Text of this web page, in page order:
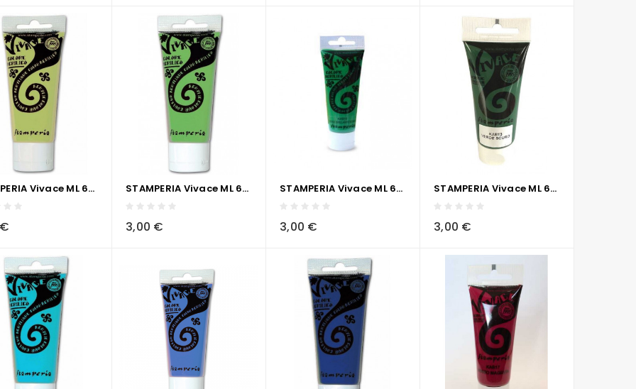
STAMPERIA Vivace ML 60 - VERDE CHIARO STAMPERIA Vivace ML 60 - VERDE BRILLANTE CHIARO
3,00 €
local_grocery_store
STAMPERIA Vivace ML 60 - VERDE BRILLANTE SCURO
3,00 €
local_grocery_store
STAMPERIA Vivace ML 60 - VERDE SCURO
3,00 €
local_grocery_store